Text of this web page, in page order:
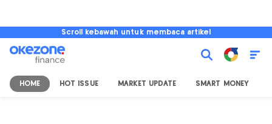
Scroll kebawah untuk membaca artikel
HOME HOT ISSUE MARKET UPDATE SMART MONEY